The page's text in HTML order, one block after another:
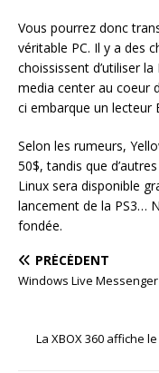
Vous pourrez donc
véritable PC. Il y a des
choississent d’utiliser
media center au coeur
ci embarque un lecteur
Selon les rumeurs,
50$, tandis que
Linux sera disponible
lancement de la PS3…
fondée.
PRÉCÉDENT
Windows Live
La XBOX 360 affiche